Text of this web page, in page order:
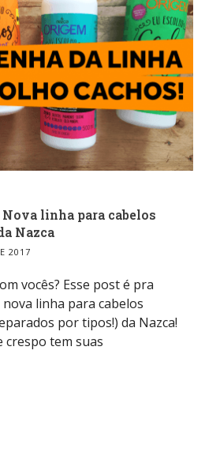
linha para cabelos
Nazca
2017
vocês? Esse post é pra
linha para cabelos
por tipos!) da Nazca!
crespo tem suas